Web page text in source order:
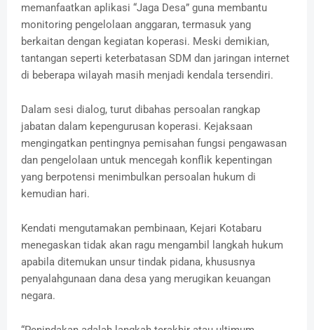
memanfaatkan aplikasi “Jaga Desa” guna membantu
monitoring pengelolaan anggaran, termasuk yang
berkaitan dengan kegiatan koperasi. Meski demikian,
tantangan seperti keterbatasan SDM dan jaringan internet
di beberapa wilayah masih menjadi kendala tersendiri.
Dalam sesi dialog, turut dibahas persoalan rangkap
jabatan dalam kepengurusan koperasi. Kejaksaan
mengingatkan pentingnya pemisahan fungsi pengawasan
dan pengelolaan untuk mencegah konflik kepentingan
yang berpotensi menimbulkan persoalan hukum di
kemudian hari.
Kendati mengutamakan pembinaan, Kejari Kotabaru
menegaskan tidak akan ragu mengambil langkah hukum
apabila ditemukan unsur tindak pidana, khususnya
penyalahgunaan dana desa yang merugikan keuangan
negara.